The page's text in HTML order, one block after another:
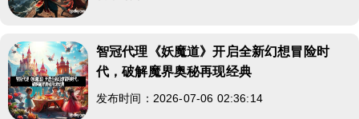
智冠代理《妖魔道》开启全新幻想冒险时
代，破解魔界奥秘再现经典
发布时间：2026-07-06 02:36:14